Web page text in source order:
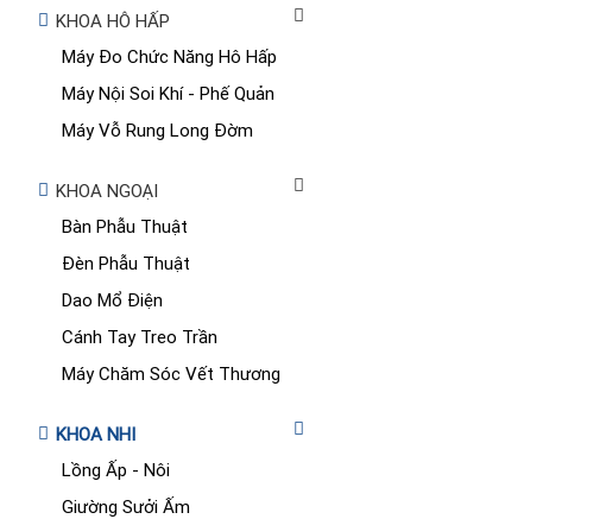
KHOA HÔ HẤP
Máy Đo Chức Năng Hô Hấp
Máy Nội Soi Khí - Phế Quản
Máy Vỗ Rung Long Đờm
KHOA NGOẠI
Bàn Phẫu Thuật
Đèn Phẫu Thuật
Dao Mổ Điện
Cánh Tay Treo Trần
Máy Chăm Sóc Vết Thương
KHOA NHI
Lồng Ấp - Nôi
Giường Sưởi Ấm